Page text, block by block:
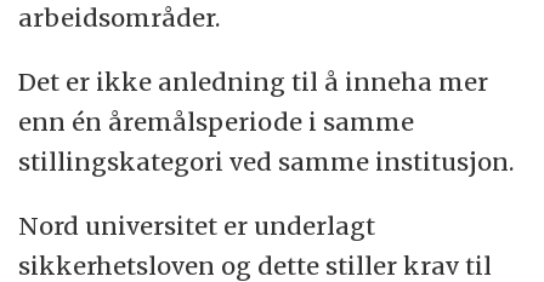
arbeidsområder.
Det er ikke anledning til å inneha mer
enn én åremålsperiode i samme
stillingskategori ved samme institusjon.
Nord universitet er underlagt
sikkerhetsloven og dette stiller krav til